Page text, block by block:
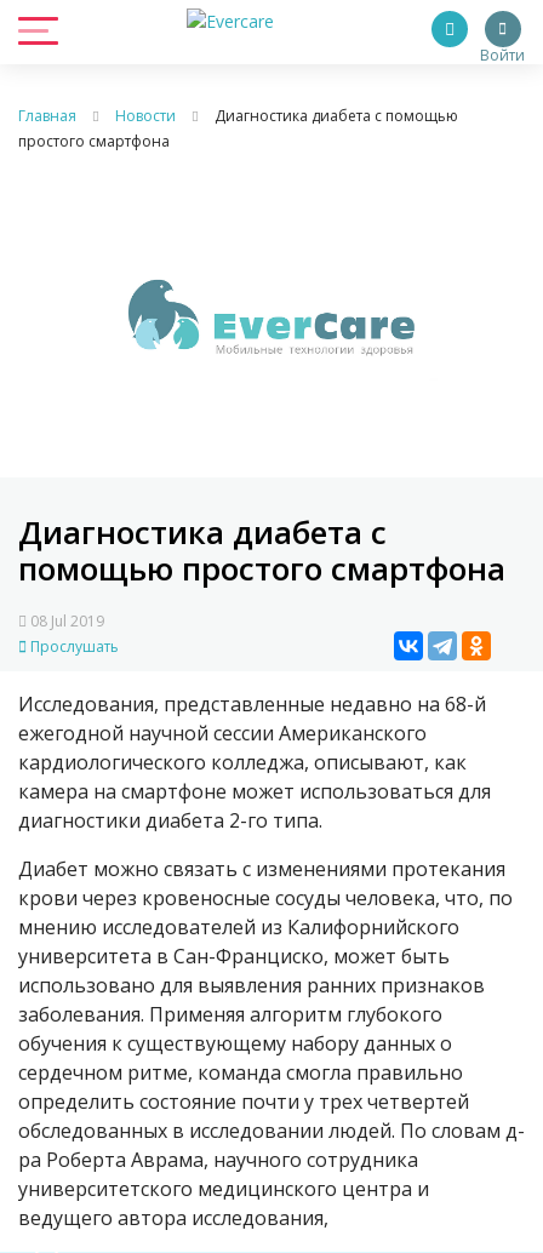
Войти
Главная Новости
Диагностика диабета с помощью
простого смартфона
Диагностика диабета с
помощью простого смартфона
08 Jul 2019
Прослушать
Исследования, представленные недавно на 68-й
ежегодной научной сессии Американского
кардиологического колледжа, описывают, как
камера на смартфоне может использоваться для
диагностики диабета 2-го типа.
Диабет можно связать с изменениями протекания
крови через кровеносные сосуды человека, что, по
мнению исследователей из Калифорнийского
университета в Сан-Франциско, может быть
использовано для выявления ранних признаков
заболевания. Применяя алгоритм глубокого
обучения к существующему набору данных о
сердечном ритме, команда смогла правильно
определить состояние почти у трех четвертей
обследованных в исследовании людей. По словам д-
ра Роберта Аврама, научного сотрудника
университетского медицинского центра и
ведущего автора исследования,